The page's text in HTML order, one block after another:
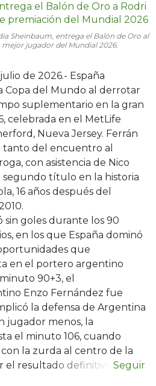
Sheinbaum, entrega el Balón de Oro al
jugador del Mundial 2026.
de 2026.- España
Copa del Mundo al derrotar
suplementario en la gran
celebrada en el MetLife
Nueva Jersey. Ferrán
tanto del encuentro al
con asistencia de Nico
segundo título en la historia
16 años después del
sin goles durante los 90
en los que España dominó
que
en el portero argentino
90+3, el
Enzo Fernández fue
la defensa de Argentina
jugador menos, la
el minuto 106, cuando
la zurda al centro de la
resultado definitivo.